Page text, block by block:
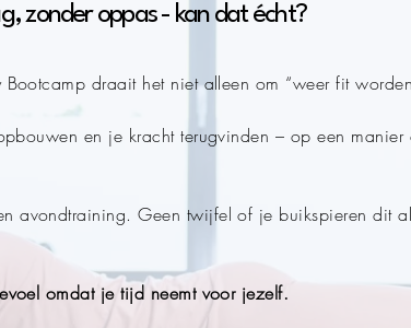
zonder oppas - kan dat écht?
draait het niet alleen om “weer fit
en je kracht terugvinden – op een
avondtraining. Geen twijfel of je buikspieren dit
omdat je tijd neemt voor jezelf.